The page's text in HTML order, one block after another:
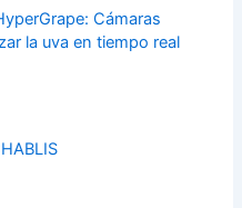
Cámaras
la uva en tiempo real